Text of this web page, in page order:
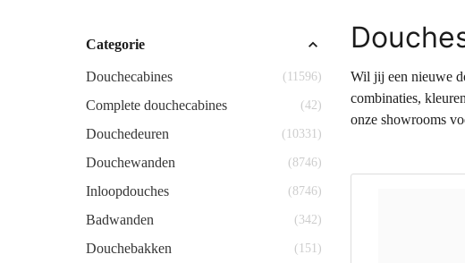
Categorie
Douchecabines (11596)
Complete douchecabines (42)
Douchedeuren (10331)
Douchewanden (8746)
Inloopdouches (8746)
Badwanden (342)
Douchebakken (151)
Wil jij een nieuwe
combinaties,
onze showrooms